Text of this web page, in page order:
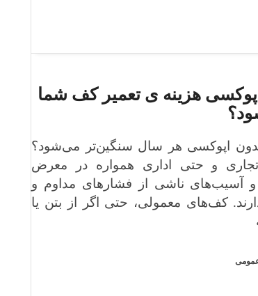
هزینه ی تعمیر کف شما
اپوکسی هر سال سنگین‌تر می‌شود؟
و حتی اداری همواره در معرض
آسیب‌های ناشی از فشارهای مداوم و
کف‌های معمولی، حتی اگر از بتن یا